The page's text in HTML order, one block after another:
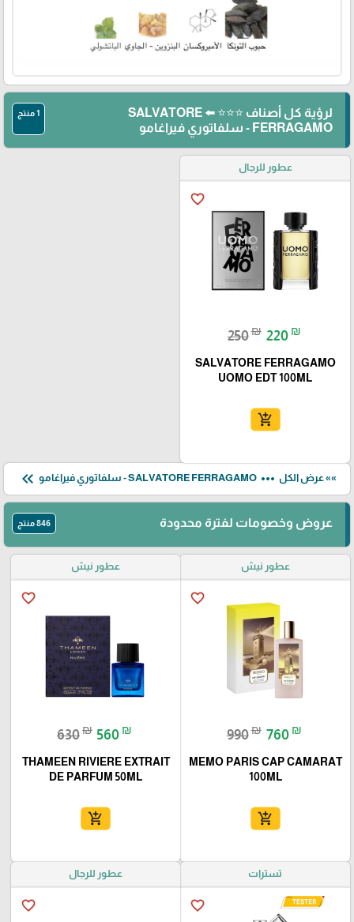
لرؤية كل أصناف ⭐⭐⭐ ⬅️ SALVATORE
FERRAGAMO - سلفاتوري فيراغامو
1 منتج
عطور للرجال
favorite_border
250₪ 220 ₪
SALVATORE FERRAGAMO
UOMO EDT 100ML
add_shopping_cart
»» عرض الكل more_horiz SALVATORE FERRAGAMO - سلفاتوري فيراغامو keyboard_double_arrow_left
عروض وخصومات لفترة محدودة 846 منتج
عطور نيش
favorite_border
990₪ 760 ₪
MEMO PARIS CAP CAMARAT
100ML
add_shopping_cart
عطور نيش
favorite_border
630₪ 560 ₪
THAMEEN RIVIERE EXTRAIT
DE PARFUM 50ML
add_shopping_cart
تسترات
favorite_border
عطور للرجال
favorite_border